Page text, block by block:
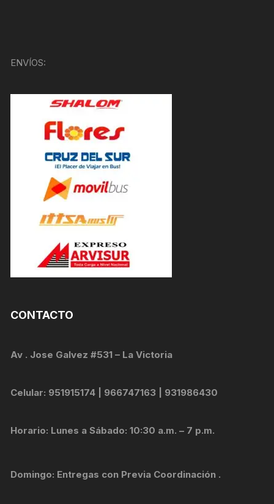
ENVÍOS:
CONTACTO
Av . Jose Galvez #531 – La Victoria
Celular: 951915174 | 966747163 | 931986430
Horario: Lunes a Sábado: 10:30 a.m. – 7 p.m.
Domingo: Entregas con Previa Coordinación .